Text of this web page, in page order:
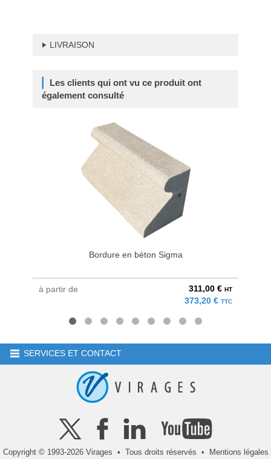
LIVRAISON
Les clients qui ont vu ce produit ont
également consulté
Bordure en béton Sigma
à partir de 311,00 € HT
373,20 € TTC
SERVICES ET CONTACT
Copyright © 1993-2026 Virages • Tous droits réservés • Mentions légales